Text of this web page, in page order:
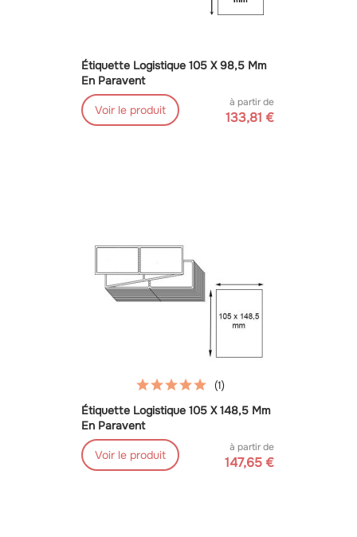
Étiquette Logistique 105 X 98,5 Mm
En Paravent
Voir le produit
à partir de
133,81 €
Étiquette Logistique 105 X 148,5 Mm
En Paravent
Voir le produit
à partir de
147,65 €
(1)